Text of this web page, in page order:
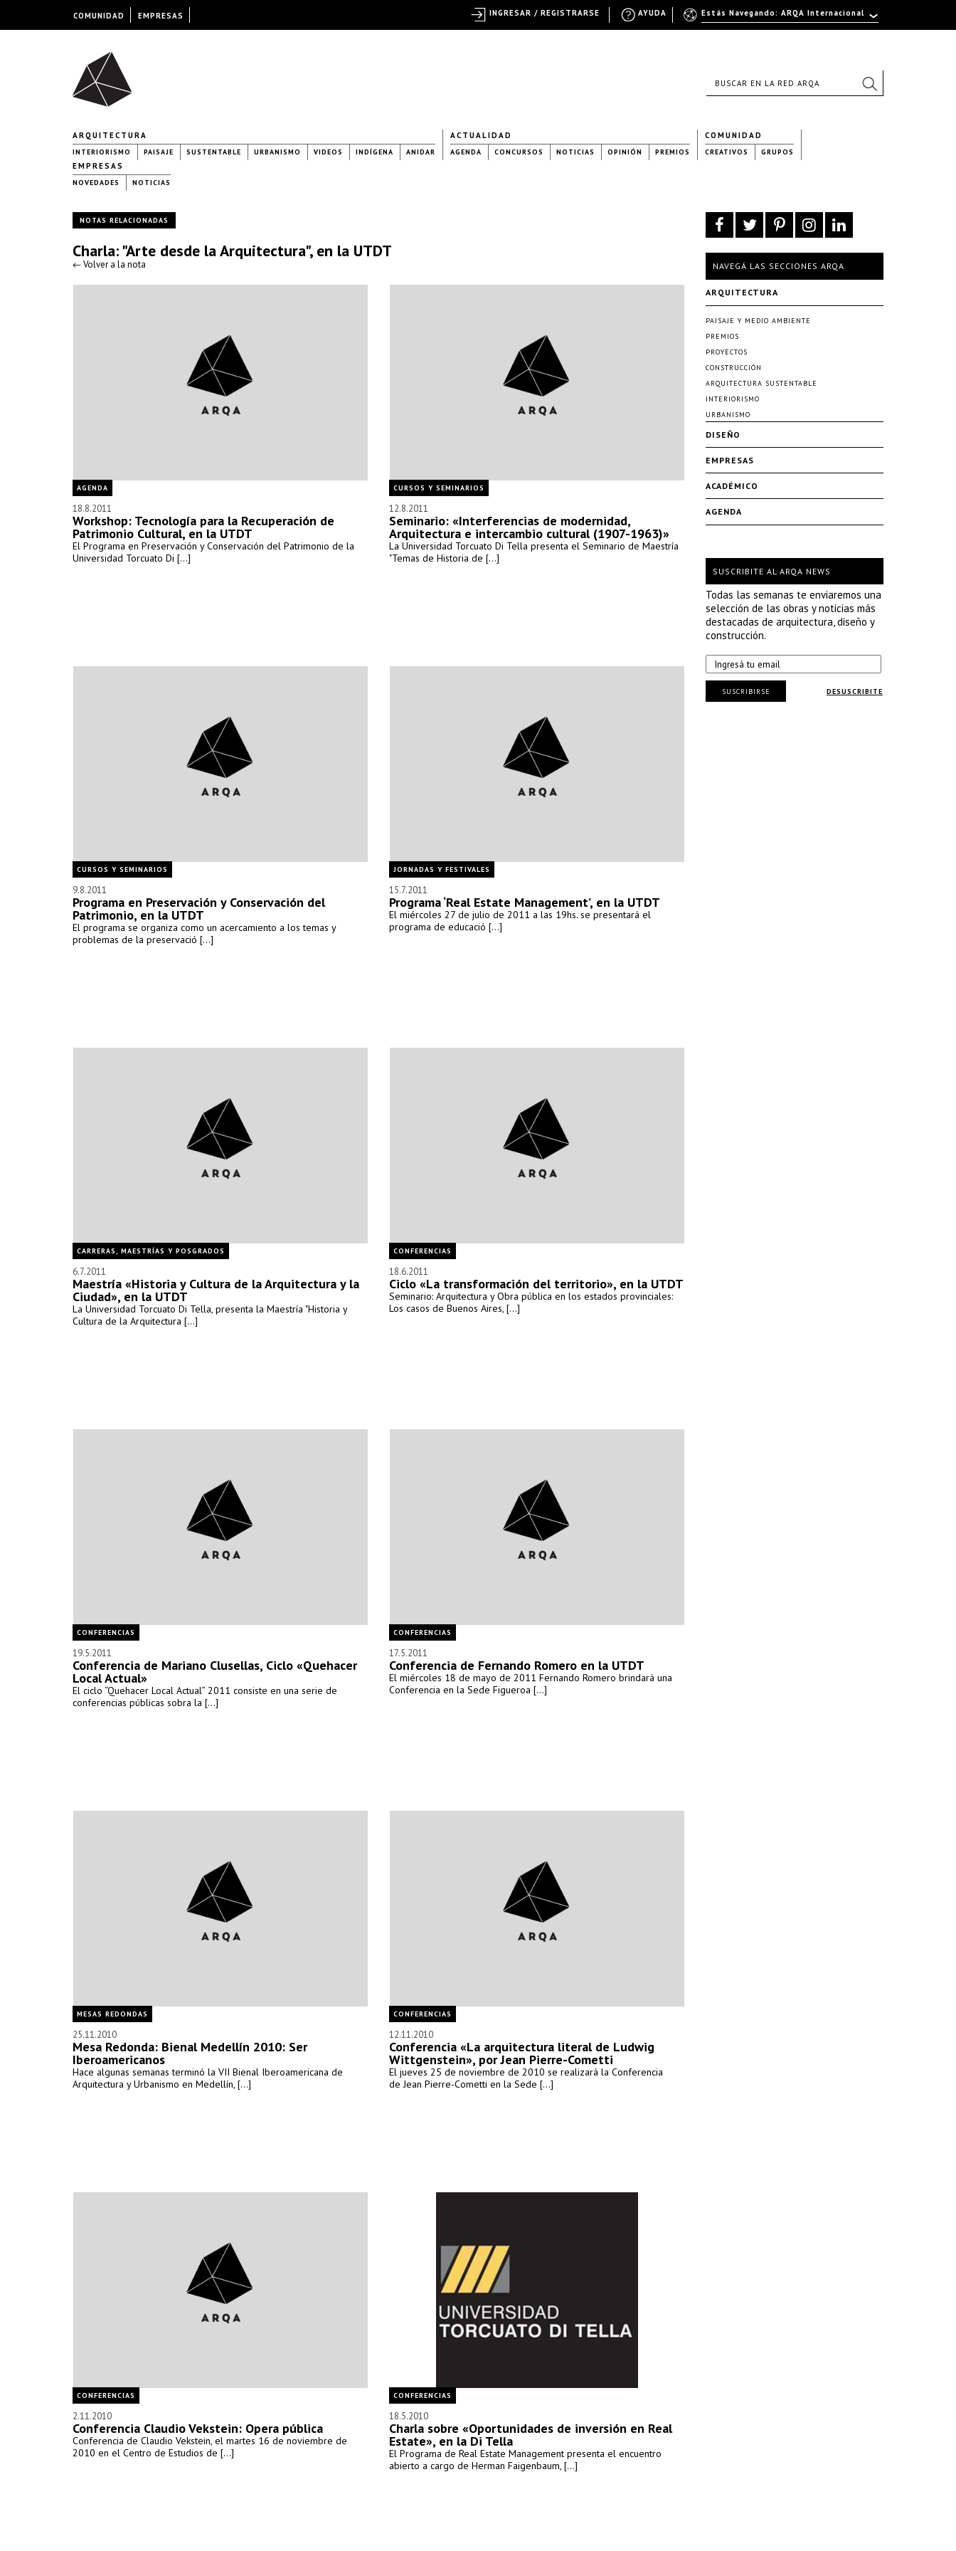
ARQUITECTURA
INTERIORISMO PAISAJE SUSTENTABLE URBANISMO VIDEOS INDÍGENA ANIDAR
ACTUALIDAD
AGENDA CONCURSOS NOTICIAS OPINIÓN PREMIOS
COMUNIDAD
CREATIVOS GRUPOS
EMPRESAS
NOVEDADES NOTICIAS
NOTAS RELACIONADAS
Charla: "Arte desde la Arquitectura", en la UTDT
← Volver a la nota
AGENDA
18.8.2011
Workshop: Tecnología para la Recuperación de
Patrimonio Cultural, en la UTDT
El Programa en Preservación y Conservación del Patrimonio de la
Universidad Torcuato Di [...]
CURSOS Y SEMINARIOS
12.8.2011
Seminario: «Interferencias de modernidad,
Arquitectura e intercambio cultural (1907-1963)»
La Universidad Torcuato Di Tella presenta el Seminario de Maestría
"Temas de Historia de [...]
CURSOS Y SEMINARIOS
9.8.2011
Programa en Preservación y Conservación del
Patrimonio, en la UTDT
El programa se organiza como un acercamiento a los temas y
problemas de la preservació [...]
JORNADAS Y FESTIVALES
15.7.2011
Programa ‘Real Estate Management’, en la UTDT
El miércoles 27 de julio de 2011 a las 19hs. se presentará el
programa de educació [...]
CARRERAS, MAESTRÍAS Y POSGRADOS
6.7.2011
Maestría «Historia y Cultura de la Arquitectura y la
Ciudad», en la UTDT
La Universidad Torcuato Di Tella, presenta la Maestría "Historia y
Cultura de la Arquitectura [...]
CONFERENCIAS
18.6.2011
Ciclo «La transformación del territorio», en la UTDT
Seminario: Arquitectura y Obra pública en los estados provinciales:
Los casos de Buenos Aires, [...]
CONFERENCIAS
19.5.2011
Conferencia de Mariano Clusellas, Ciclo «Quehacer
Local Actual»
El ciclo “Quehacer Local Actual” 2011 consiste en una serie de
conferencias públicas sobra la [...]
CONFERENCIAS
17.5.2011
Conferencia de Fernando Romero en la UTDT
El miércoles 18 de mayo de 2011 Fernando Romero brindará una
Conferencia en la Sede Figueroa [...]
MESAS REDONDAS
25.11.2010
Mesa Redonda: Bienal Medellín 2010: Ser
Iberoamericanos
Hace algunas semanas terminó la VII Bienal Iberoamericana de
Arquitectura y Urbanismo en Medellín, [...]
CONFERENCIAS
12.11.2010
Conferencia «La arquitectura literal de Ludwig
Wittgenstein», por Jean Pierre-Cometti
El jueves 25 de noviembre de 2010 se realizará la Conferencia
de Jean Pierre-Cometti en la Sede [...]
CONFERENCIAS
2.11.2010
Conferencia Claudio Vekstein: Opera pública
Conferencia de Claudio Vekstein, el martes 16 de noviembre de
2010 en el Centro de Estudios de [...]
CONFERENCIAS
18.5.2010
Charla sobre «Oportunidades de inversión en Real
Estate», en la Di Tella
El Programa de Real Estate Management presenta el encuentro
abierto a cargo de Herman Faigenbaum, [...]
NAVEGÁ LAS SECCIONES ARQA
ARQUITECTURA
PAISAJE Y MEDIO AMBIENTE
PREMIOS
PROYECTOS
CONSTRUCCIÓN
ARQUITECTURA SUSTENTABLE
INTERIORISMO
URBANISMO
DISEÑO
EMPRESAS
ACADÉMICO
AGENDA
SUSCRIBITE AL ARQA NEWS
Todas las semanas te enviaremos una
selección de las obras y noticias más
destacadas de arquitectura, diseño y
construcción.
DESUSCRIBITE
SUSCRIBIRSE
COMUNIDAD EMPRESAS Estás Navegando: ARQA Internacional
AYUDA
INGRESAR / REGISTRARSE